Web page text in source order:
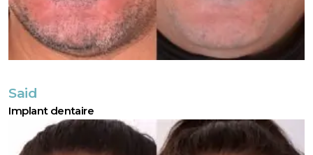
Said
Implant dentaire